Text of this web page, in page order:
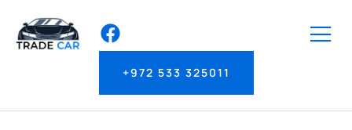
+972 533 325011